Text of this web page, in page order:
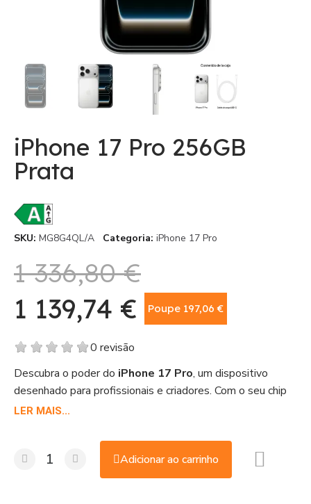
iPhone 17 Pro 256GB
Prata
SKU MG8G4QL/A Categoria iPhone 17 Pro
1 336,80 €
1 139,74 €
Poupe 197,06 €
0 revisão
Descubra o poder do iPhone 17 Pro, um dispositivo
desenhado para profissionais e criadores. Com o seu chip
A19 Pro, o seu sistema de câmara tripla com zoom ótico
criatividade. Pode comprá-lo ao melhor preço em Portugal
na Shop Duty Free.
LER MAIS...
Adicionar ao carrinho